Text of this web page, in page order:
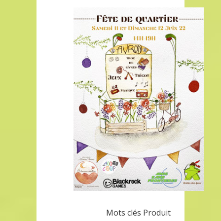
Mots clés Produit